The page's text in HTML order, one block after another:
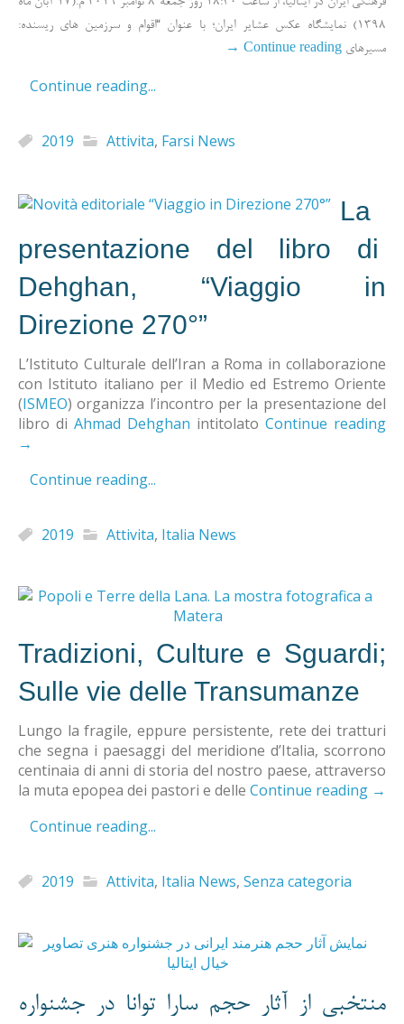
1398) نمایشگاه عکس عشایر ایران؛ با عنوان “اقوام و سرزمین های ریسنده:
مسیرهای Continue reading
→
Continue reading...
2019 Attivita, Farsi News
La
presentazione del libro di
Dehghan, “Viaggio in
Direzione 270°”
L’Istituto Culturale dell’Iran a Roma in collaborazione
con Istituto italiano per il Medio ed Estremo Oriente
(ISMEO) organizza l’incontro per la presentazione del
libro di Ahmad Dehghan intitolato Continue reading
→
Continue reading...
2019 Attivita, Italia News
Tradizioni, Culture e Sguardi;
Sulle vie delle Transumanze
Lungo la fragile, eppure persistente, rete dei tratturi
che segna i paesaggi del meridione d’Italia, scorrono
centinaia di anni di storia del nostro paese, attraverso
la muta epopea dei pastori e delle Continue reading →
Continue reading...
2019 Attivita, Italia News, Senza categoria
منتخبی از آثار حجم سارا توانا در جشنواره